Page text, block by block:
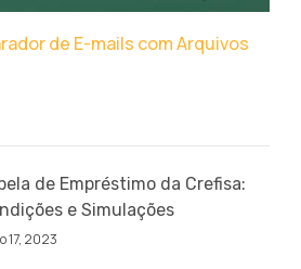
de E-mails com Arquivos
de Empréstimo da Crefisa:
e Simulações
17, 2023